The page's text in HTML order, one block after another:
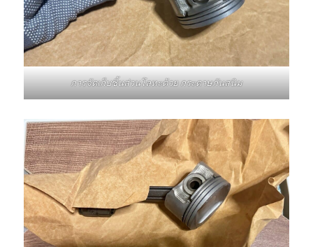
การจัดเก็บชิ้นส่วนโลหะด้วย กระดาษกันสนิม